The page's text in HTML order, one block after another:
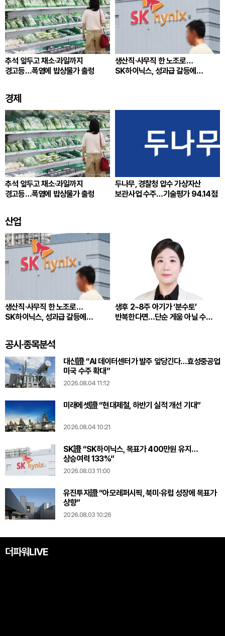
추석 앞두고 채소·과일까지
경고등…폭염에 밥상물가 출렁
생산직·사무직 한 노조로…
SK하이닉스, 성과급 갈등에
경제
추석 앞두고 채소·과일까지
경고등…폭염에 밥상물가 출렁
두나무, 경찰청 압수 가상자산
보관사업 수주…기술평가 94.14점
산업
생산직·사무직 한 노조로…
SK하이닉스, 성과급 갈등에
생후 2~8주 아기가 ‘분수토’
반복한다면…단순 게움 아닐 수
공시·종목분석
대신證 “AI 데이터센터가 발주 앞당긴다…효성중공업
미국 수주 확대”
2026.08.04 11:12
미래에셋證 “현대제철, 하반기 실적 개선 기대”
2026.08.04 10:21
SK證 “SK하이닉스, 목표가 400만원 유지…
상승여력 133%”
2026.08.03 11:00
유진투자證 “아모레퍼시픽, 북미·유럽 성장에 목표가
상향”
2026.08.03 10:26
더파워LIVE